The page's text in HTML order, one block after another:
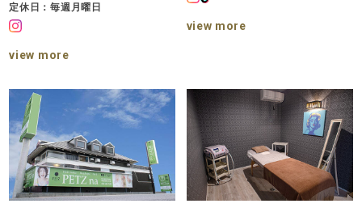
定休日：毎週月曜日
view more
view more